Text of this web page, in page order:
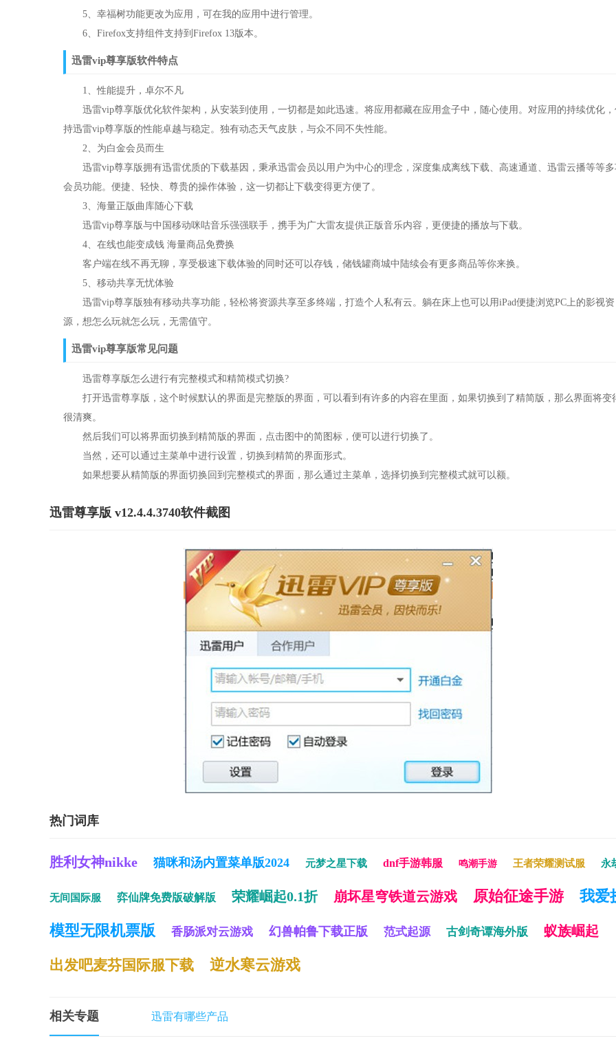
5、幸福树功能更改为应用，可在我的应用中进行管理。
6、Firefox支持组件支持到Firefox 13版本。
迅雷vip尊享版软件特点
1、性能提升，卓尔不凡
迅雷vip尊享版优化软件架构，从安装到使用，一切都是如此迅速。将应用都藏在应用盒子中，随心使用。对应用的持续优化，
持迅雷vip尊享版的性能卓越与稳定。独有动态天气皮肤，与众不同不失性能。
2、为白金会员而生
迅雷vip尊享版拥有迅雷优质的下载基因，秉承迅雷会员以用户为中心的理念，深度集成离线下载、高速通道、迅雷云播等等多
会员功能。便捷、轻快、尊贵的操作体验，这一切都让下载变得更方便了。
3、海量正版曲库随心下载
迅雷vip尊享版与中国移动咪咕音乐强强联手，携手为广大雷友提供正版音乐内容，更便捷的播放与下载。
4、在线也能变成钱 海量商品免费换
客户端在线不再无聊，享受极速下载体验的同时还可以存钱，储钱罐商城中陆续会有更多商品等你来换。
5、移动共享无忧体验
迅雷vip尊享版独有移动共享功能，轻松将资源共享至多终端，打造个人私有云。躺在床上也可以用iPad便捷浏览PC上的影视资
源，想怎么玩就怎么玩，无需值守。
迅雷vip尊享版常见问题
迅雷尊享版怎么进行有完整模式和精简模式切换?
打开迅雷尊享版，这个时候默认的界面是完整版的界面，可以看到有许多的内容在里面，如果切换到了精简版，那么界面将变
很清爽。
然后我们可以将界面切换到精简版的界面，点击图中的简图标，便可以进行切换了。
当然，还可以通过主菜单中进行设置，切换到精简的界面形式。
如果想要从精简版的界面切换回到完整模式的界面，那么通过主菜单，选择切换到完整模式就可以额。
迅雷尊享版 v12.4.4.3740软件截图
热门词库
胜利女神nikke 猫咪和汤内置菜单版2024 元梦之星下载 dnf手游韩服 鸣潮手游 王者荣耀测试服 永
无间国际服 弈仙牌免费版破解版 荣耀崛起0.1折 崩坏星穹铁道云游戏 原始征途手游
我爱
模型无限机票版
香肠派对云游戏 幻兽帕鲁下载正版 范式起源 古剑奇谭海外版 蚁族崛起
出发吧麦芬国际服下载 逆水寒云游戏
相关专题 迅雷有哪些产品